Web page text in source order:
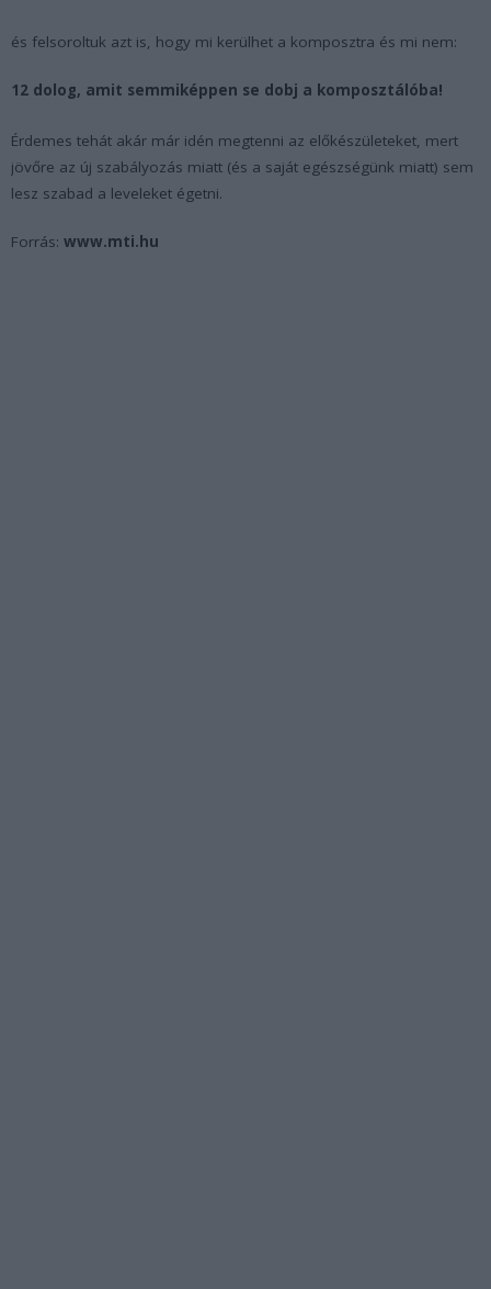
és felsoroltuk azt is, hogy mi kerülhet a komposztra és mi nem:
12 dolog, amit semmiképpen se dobj a komposztálóba!
Érdemes tehát akár már idén megtenni az előkészületeket, mert
jövőre az új szabályozás miatt (és a saját egészségünk miatt) sem
lesz szabad a leveleket égetni.
Forrás: www.mti.hu